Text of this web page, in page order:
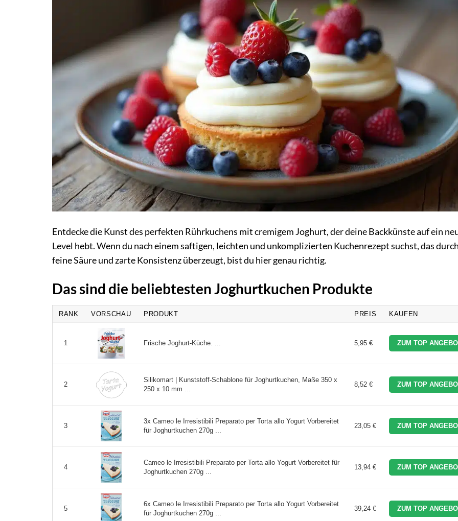
Entdecke die Kunst des perfekten Rührkuchens mit cremigem Joghurt, der deine Backkünste auf ein
Level hebt. Wenn du nach einem saftigen, leichten und unkomplizierten Kuchenrezept suchst, das
feine Säure und zarte Konsistenz überzeugt, bist du hier genau richtig.
Das sind die beliebtesten Joghurtkuchen Produkte
RANK VORSCHAU PRODUKT PREIS KAUFEN
1 Frische Joghurt-Küche. ... 5,95 € ZUM TOP
2
Silikomart | Kunststoff-Schablone für Joghurtkuchen, Maße 350 x
250 x 10 mm ...
8,52 € ZUM TOP
3
3x Cameo le Irresistibili Preparato per Torta allo Yogurt Vorbereitet
für Joghurtkuchen 270g ...
23,05 € ZUM TOP
4
Cameo le Irresistibili Preparato per Torta allo Yogurt Vorbereitet für
Joghurtkuchen 270g ...
13,94 € ZUM TOP
5
6x Cameo le Irresistibili Preparato per Torta allo Yogurt Vorbereitet
für Joghurtkuchen 270g ...
39,24 € ZUM TOP